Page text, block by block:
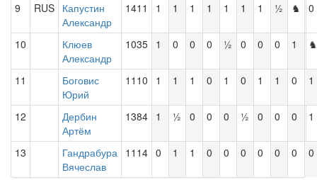
9 RUS Капустин
Александр
1411 1 1 1 1 1 1 1 ½ ♞ 0
10
Клюев
Александр
1035 1 0 0 0 ½ 0 0 0 1 ♞
11
Боговис
Юрий
1110 1 1 1 0 1 0 1 1 0 1
12
Дербин
Артём
1384 1 ½ 0 0 0 ½ 0 0 0 1
13
Гандрабура
Вячеслав
1114 0 1 1 0 0 0 0 0 0 0